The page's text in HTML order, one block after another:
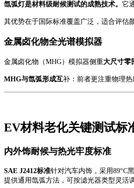
氙弧灯是材料级耐候测试的成熟技术。 它
其优势在于国际标准覆盖广泛，适合评估
金属卤化物全光谱模拟器
金属卤化物（MHG）模拟器侧重大尺寸零
MHG与氙弧形成互补：前者更注重物理
EV材料老化关键测试标
内外饰耐候与热光牢度标准
SAE J2412标准针对汽车内饰，采用89°C
提供通用氙弧方法，可按滤光器类型灵活调